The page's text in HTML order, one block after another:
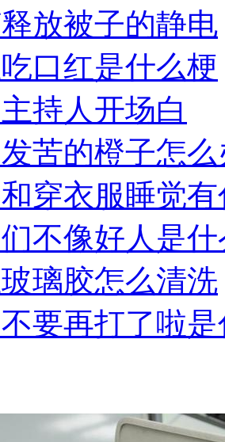
放被子的静电
口红是什么梗
持人开场白
苦的橙子怎么
穿衣服睡觉
不像好人是
璃胶怎么清洗
要再打了啦